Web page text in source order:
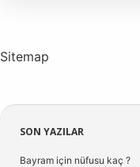
Sitemap
Sidebar
SON YAZILAR
Bayram için nüfusu kaç ?